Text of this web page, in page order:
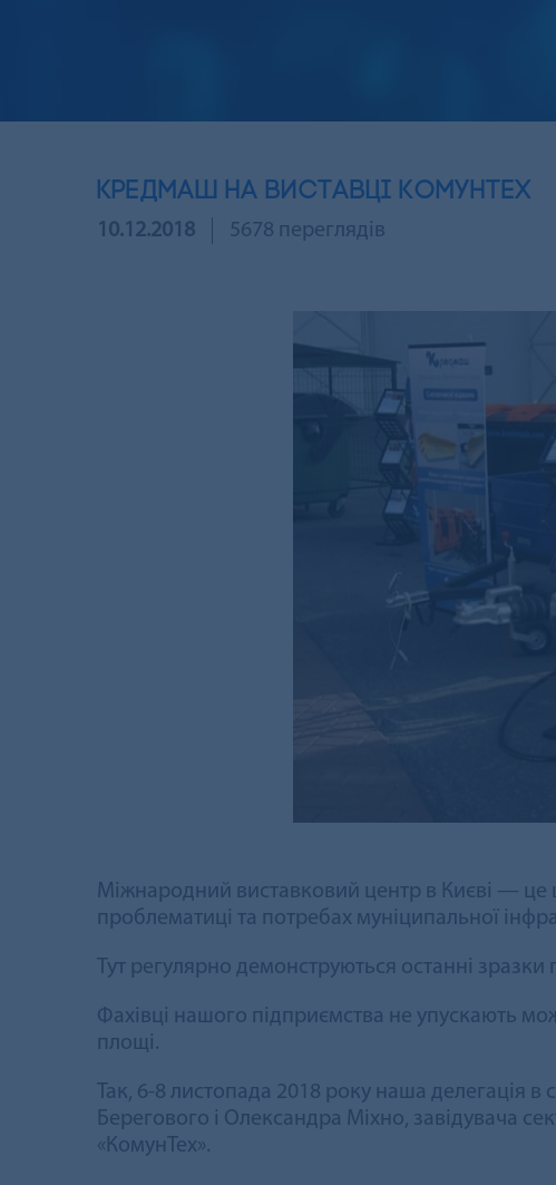
Кредмаш на виставці КомунТех
10.12.2018 5678 переглядів
Міжнародний виставковий центр в Києві — це
проблематиці та потребах муніципальної
Тут регулярно демонструються останні зразки
Фахівці нашого підприємства не упускають
площі.
Так, 6-8 листопада 2018 року наша делегація в
Берегового і Олександра Міхно, завідувача
«КомунТех».